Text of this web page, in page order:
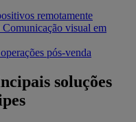
remotamente
Comunicação visual em
pós-venda
soluções